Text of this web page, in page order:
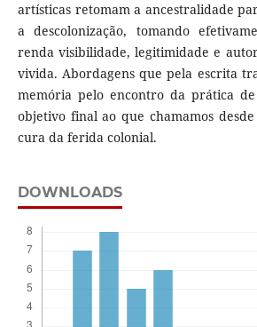
artísticas retomam a ancestralidade
a descolonização, tomando
renda visibilidade, legitimidade e
vivida. Abordagens que pela escrita
memória pelo encontro da prática
objetivo final ao que chamamos
cura da ferida colonial.
DOWNLOADS